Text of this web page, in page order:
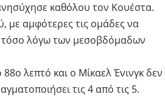
καθόλου τον Κουέστα.
αμφότερες τις ομάδες να
τόσο λόγω των μεσοβδόμαδων
λεπτό και ο Μίκαελ Ένινγκ δεν
τις 4 από τις 5.